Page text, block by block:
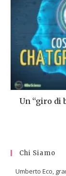
Un “giro di
Chi Siamo
Umberto Eco,